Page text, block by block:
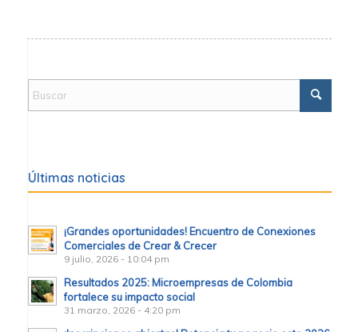
Últimas noticias
¡Grandes oportunidades! Encuentro de Conexiones
Comerciales de Crear & Crecer
9 julio, 2026 - 10:04 pm
Resultados 2025: Microempresas de Colombia
fortalece su impacto social
31 marzo, 2026 - 4:20 pm